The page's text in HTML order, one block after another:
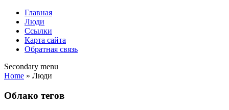
Главная
Люди
Ссылки
Карта сайта
Обратная связь
Secondary menu
Home » Люди
Облако тегов